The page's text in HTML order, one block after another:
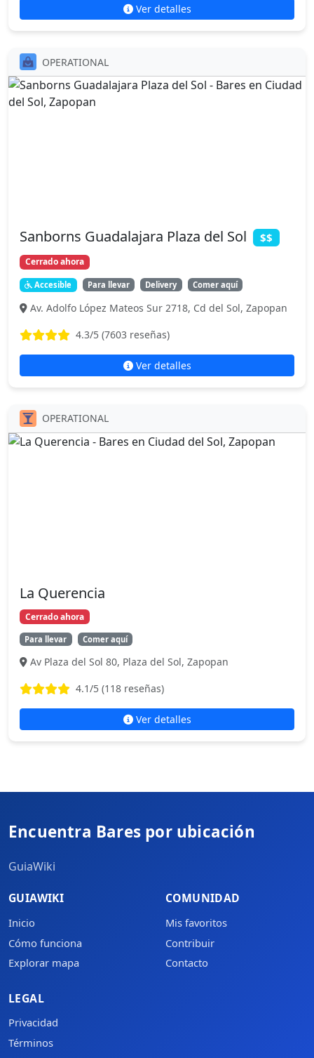
Ver detalles
OPERATIONAL
Sanborns Guadalajara Plaza del Sol $$
Cerrado ahora
Accesible Para llevar Delivery Comer aquí
Av. Adolfo López Mateos Sur 2718, Cd del Sol, Zapopan
4.3/5 (7603 reseñas)
Ver detalles
OPERATIONAL
La Querencia
Cerrado ahora
Para llevar Comer aquí
Av Plaza del Sol 80, Plaza del Sol, Zapopan
4.1/5 (118 reseñas)
Ver detalles
Encuentra Bares por ubicación
GuiaWiki
GUIAWIKI
Inicio
Cómo funciona
Explorar mapa
COMUNIDAD
Mis favoritos
Contribuir
Contacto
LEGAL
Privacidad
Términos